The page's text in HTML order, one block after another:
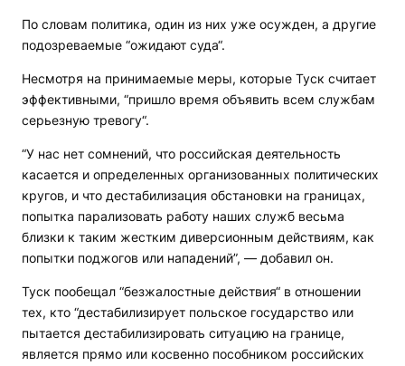
По словам политика, один из них уже осужден, а другие
подозреваемые “ожидают суда“.
Несмотря на принимаемые меры, которые Туск считает
эффективными, “пришло время объявить всем службам
серьезную тревогу“.
“У нас нет сомнений, что российская деятельность
касается и определенных организованных политических
кругов, и что дестабилизация обстановки на границах,
попытка парализовать работу наших служб весьма
близки к таким жестким диверсионным действиям, как
попытки поджогов или нападений”, — добавил он.
Туск пообещал “безжалостные действия“ в отношении
тех, кто “дестабилизирует польское государство или
пытается дестабилизировать ситуацию на границе,
является прямо или косвенно пособником российских